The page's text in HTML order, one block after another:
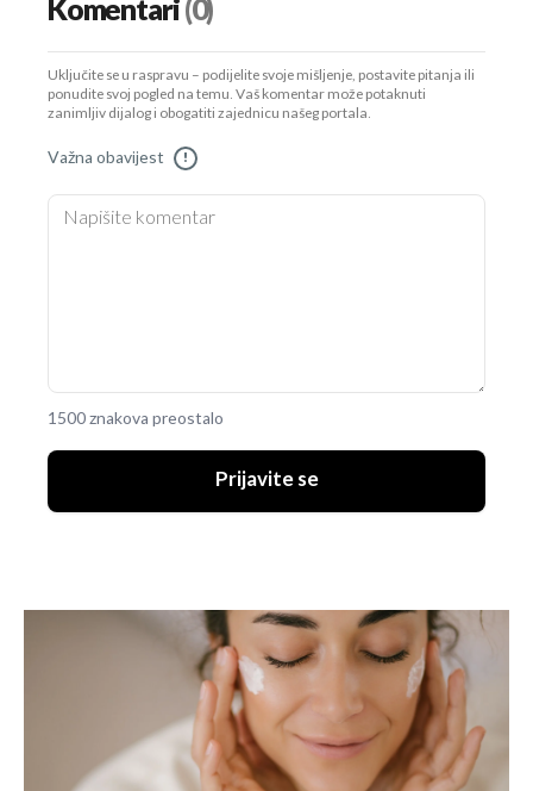
Komentari(0)
Uključite se u raspravu – podijelite svoje mišljenje, postavite pitanja ili
ponudite svoj pogled na temu. Vaš komentar može potaknuti
zanimljiv dijalog i obogatiti zajednicu našeg portala.
Važna obavijest !
1500 znakova preostalo
Prijavite se